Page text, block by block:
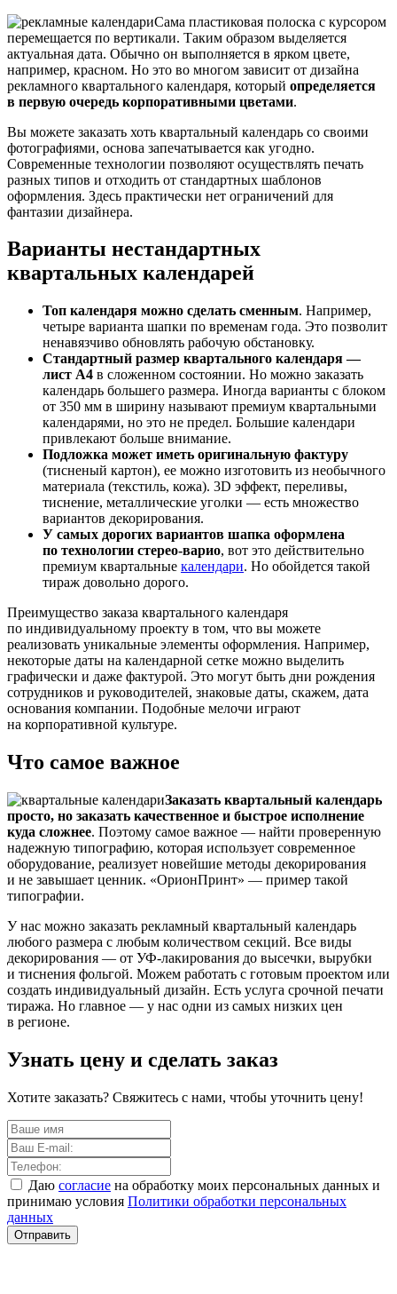
Сама пластиковая полоска с курсором
перемещается по вертикали. Таким образом выделяется
актуальная дата. Обычно он выполняется в ярком цвете,
например, красном. Но это во многом зависит от дизайна
рекламного квартального календаря, который определяется
в первую очередь корпоративными цветами.
Вы можете заказать хоть квартальный календарь со своими
фотографиями, основа запечатывается как угодно.
Современные технологии позволяют осуществлять печать
разных типов и отходить от стандартных шаблонов
оформления. Здесь практически нет ограничений для
фантазии дизайнера.
Варианты нестандартных
квартальных календарей
Топ календаря можно сделать сменным. Например,
четыре варианта шапки по временам года. Это позволит
ненавязчиво обновлять рабочую обстановку.
Стандартный размер квартального календаря —
лист А4 в сложенном состоянии. Но можно заказать
календарь большего размера. Иногда варианты с блоком
от 350 мм в ширину называют премиум квартальными
календарями, но это не предел. Большие календари
привлекают больше внимание.
Подложка может иметь оригинальную фактуру
(тисненый картон), ее можно изготовить из необычного
материала (текстиль, кожа). 3D эффект, переливы,
тиснение, металлические уголки — есть множество
вариантов декорирования.
У самых дорогих вариантов шапка оформлена
по технологии стерео-варио, вот это действительно
премиум квартальные календари. Но обойдется такой
тираж довольно дорого.
Преимущество заказа квартального календаря
по индивидуальному проекту в том, что вы можете
реализовать уникальные элементы оформления. Например,
некоторые даты на календарной сетке можно выделить
графически и даже фактурой. Это могут быть дни рождения
сотрудников и руководителей, знаковые даты, скажем, дата
основания компании. Подобные мелочи играют
на корпоративной культуре.
Что самое важное
Заказать квартальный календарь
просто, но заказать качественное и быстрое исполнение
куда сложнее. Поэтому самое важное — найти проверенную
надежную типографию, которая использует современное
оборудование, реализует новейшие методы декорирования
и не завышает ценник. «ОрионПринт» — пример такой
типографии.
У нас можно заказать рекламный квартальный календарь
любого размера с любым количеством секций. Все виды
декорирования — от УФ-лакирования до высечки, вырубки
и тиснения фольгой. Можем работать с готовым проектом или
создать индивидуальный дизайн. Есть услуга срочной печати
тиража. Но главное — у нас одни из самых низких цен
в регионе.
Узнать цену и сделать заказ
Хотите заказать? Свяжитесь с нами, чтобы уточнить цену!
Даю согласие на обработку моих персональных данных и
принимаю условия Политики обработки персональных
данных
Отправить